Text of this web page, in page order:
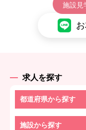
施設見
求人を探す
都道府県から探す
施設から探す